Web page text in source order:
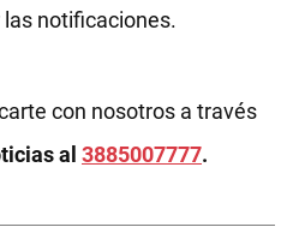
notificaciones.
con nosotros a través
al 3885007777.